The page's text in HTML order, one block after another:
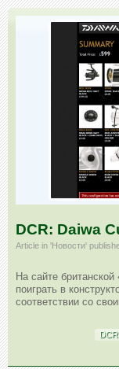
DCR: Daiwa
Article in 'Новости'
На сайте
поиграть в
соответствии со